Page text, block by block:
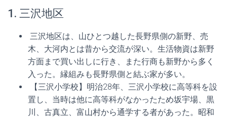
1. 三沢地区
三沢地区は、山ひとつ越した長野県側の新野、売
木、大河内とは昔から交流が深い。生活物資は新野
方面まで買い出しに行き、また行商も新野から多く
入った。縁組みも長野県側と結ぶ家が多い。
【三沢小学校】明治28年、三沢小学校に高等科を設
置し、当時は他に高等科がなかったため坂宇場、黒
川、古真立、富山村から通学する者があった。昭和